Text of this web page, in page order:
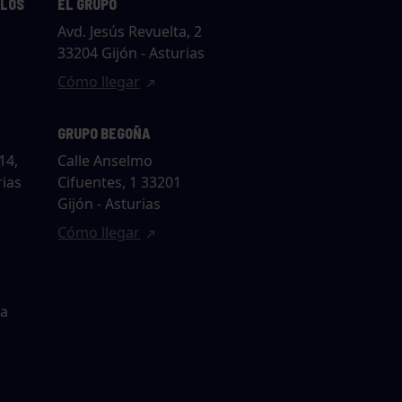
EL GRUPO
Avd. Jesús Revuelta, 2
33204 Gijón - Asturias
Cómo llegar
GRUPO BEGOÑA
Calle Anselmo
Cifuentes, 1 33201
Gijón - Asturias
Cómo llegar